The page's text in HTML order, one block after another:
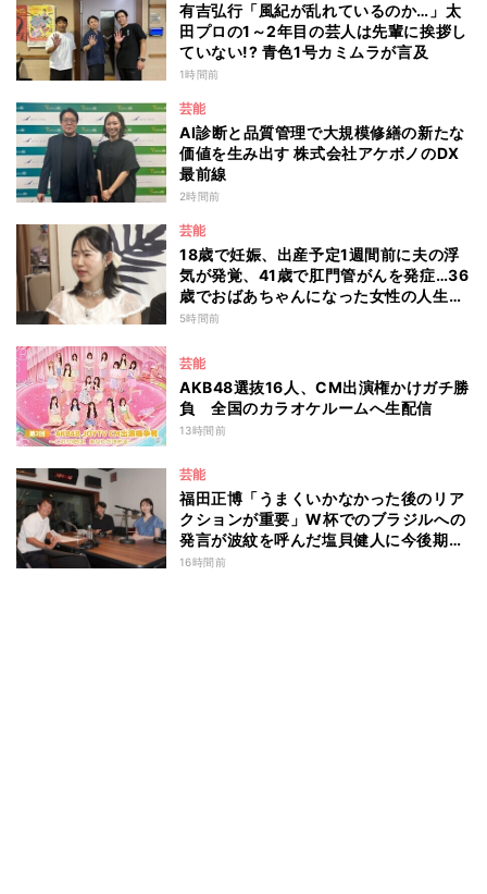
有吉弘行「風紀が乱れているのか…」太
田プロの1～2年目の芸人は先輩に挨拶し
ていない!? 青色1号カミムラが言及
1時間前
芸能
AI診断と品質管理で大規模修繕の新たな
価値を生み出す 株式会社アケボノのDX
最前線
2時間前
芸能
18歳で妊娠、出産予定1週間前に夫の浮
気が発覚、41歳で肛門管がんを発症…36
歳でおばあちゃんになった女性の人生に
島田珠代も思わず涙 『愛のハイエナ
5時間前
芸能
AKB48選抜16人、CM出演権かけガチ勝
負 全国のカラオケルームへ生配信
13時間前
芸能
福田正博「うまくいかなかった後のリア
クションが重要」W杯でのブラジルへの
発言が波紋を呼んだ塩貝健人に今後期待
することは？
16時間前